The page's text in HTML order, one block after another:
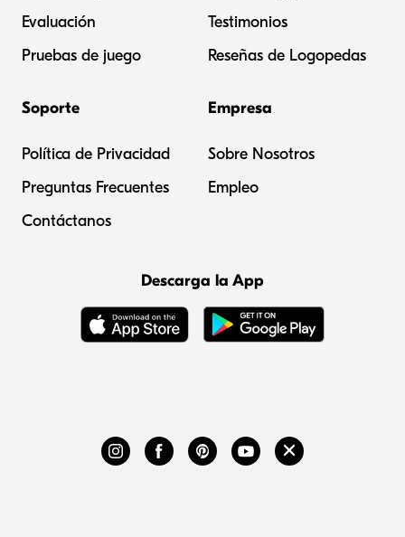
Evaluación
Pruebas de juego
Testimonios
Reseñas de Logopedas
Soporte
Política de Privacidad
Preguntas Frecuentes
Contáctanos
Empresa
Sobre Nosotros
Empleo
Descarga la App